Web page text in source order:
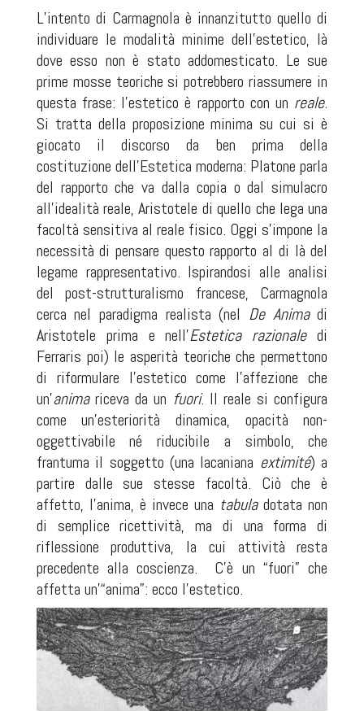
L’intento di Carmagnola è innanzitutto quello di
individuare le modalità minime dell’estetico, là
dove esso non è stato addomesticato. Le sue
prime mosse teoriche si potrebbero riassumere in
questa frase: l’estetico è rapporto con un reale.
Si tratta della proposizione minima su cui si è
giocato il discorso da ben prima della
costituzione dell’Estetica moderna: Platone parla
del rapporto che va dalla copia o dal simulacro
all’idealità reale, Aristotele di quello che lega una
facoltà sensitiva al reale fisico. Oggi s’impone la
necessità di pensare questo rapporto al di là del
legame rappresentativo. Ispirandosi alle analisi
del post-strutturalismo francese, Carmagnola
cerca nel paradigma realista (nel De Animadi
Aristotele prima e nell’Estetica razionaledi
Ferraris poi) le asperità teoriche che permettono
di riformulare l’estetico come l’affezione che
un’anima riceva da un fuori. Il reale si configura
come un’esteriorità dinamica, opacità non-
oggettivabile né riducibile a simbolo, che
frantuma il soggetto (una lacaniana extimité) a
partire dalle sue stesse facoltà. Ciò che è
affetto, l’anima, è invece una tabuladotata non
di semplice ricettività, ma di una forma di
riflessione produttiva, la cui attività resta
precedente alla coscienza.
C’è un “fuori” che
affetta un’“anima”: ecco l’estetico.